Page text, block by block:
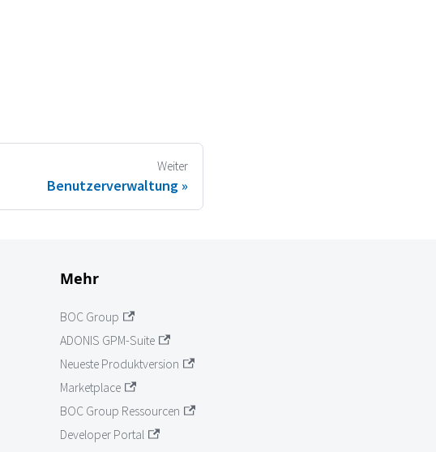
Weiter
Benutzerverwaltung
Mehr
BOC Group
ADONIS GPM-Suite
Neueste Produktversion
Marketplace
BOC Group Ressourcen
Developer Portal